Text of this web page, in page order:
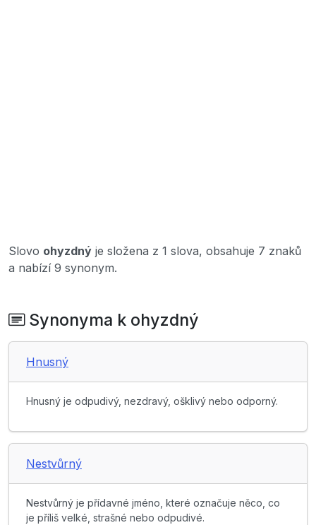
Slovo ohyzdný je složena z 1 slova, obsahuje 7 znaků
a nabízí 9 synonym.
Synonyma k ohyzdný
Hnusný
Hnusný je odpudivý, nezdravý, ošklivý nebo odporný.
Nestvůrný
Nestvůrný je přídavné jméno, které označuje něco, co
je příliš velké, strašné nebo odpudivé.